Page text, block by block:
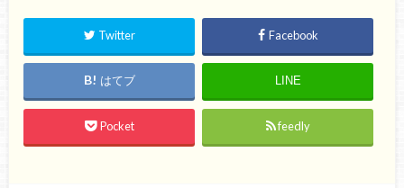
Twitter Facebook
はてブ LINE
Pocket feedly